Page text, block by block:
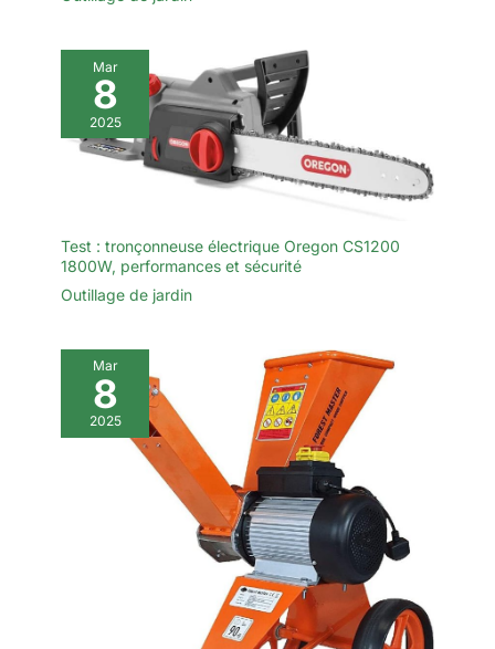
Mar
8
2025
Test : tronçonneuse électrique Oregon CS1200
1800W, performances et sécurité
Outillage de jardin
Mar
8
2025